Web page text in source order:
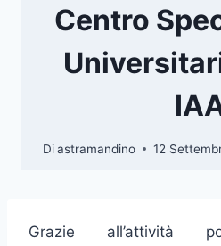
Centro
Diastramandino 12
Grazie all’attività